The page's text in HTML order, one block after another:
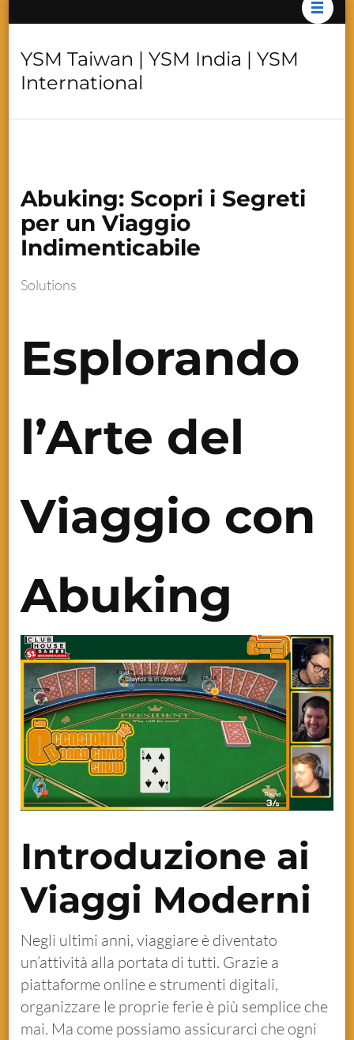
YSM Taiwan | YSM India | YSM
International
Abuking: Scopri i Segreti
per un Viaggio
Indimenticabile
Solutions
Esplorando
l’Arte del
Viaggio con
Abuking
Introduzione ai
Viaggi Moderni
Negli ultimi anni, viaggiare è diventato
un’attività alla portata di tutti. Grazie a
piattaforme online e strumenti digitali,
organizzare le proprie ferie è più semplice che
mai. Ma come possiamo assicurarci che ogni